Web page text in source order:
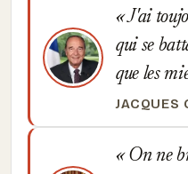
J'ai
qui se
que les
JACQUES
On ne